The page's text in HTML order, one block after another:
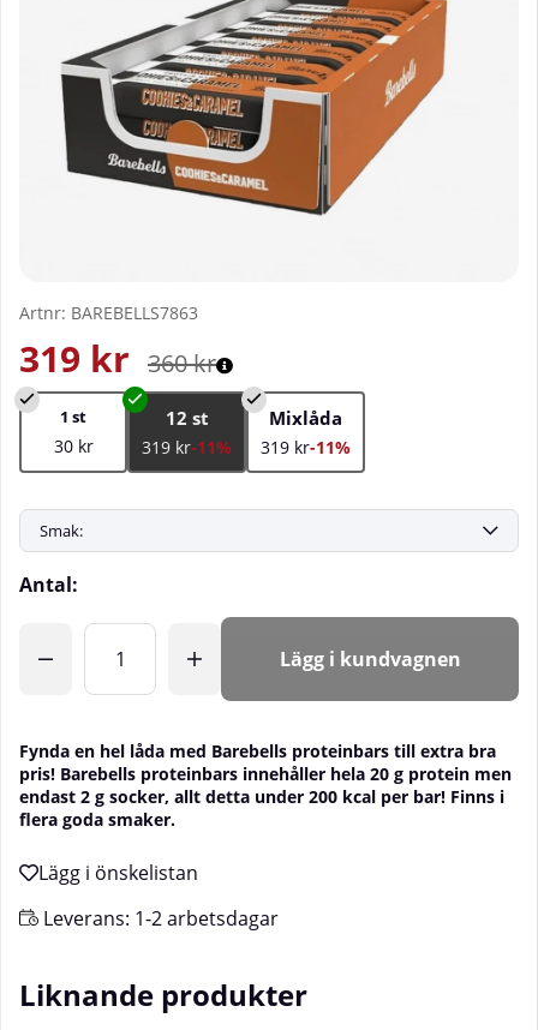
Artnr: BAREBELLS7863
360kr
319 kr
1 st
30 kr
12 st
319 kr-11%
Mixlåda
319 kr-11%
Antal:
Lägg i kundvagnen
Fynda en hel låda med Barebells proteinbars till extra bra
pris! Barebells proteinbars innehåller hela 20 g protein men
endast 2 g socker, allt detta under 200 kcal per bar! Finns i
flera goda smaker.
Leverans: 1-2 arbetsdagar
Liknande produkter